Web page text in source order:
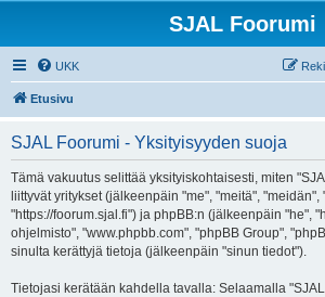
SJAL Foorumi
UKK
Etusivu
SJAL Foorumi - Yksityisyyden suoja
Tämä vakuutus selittää yksityiskohtaisesti, miten
liittyvät yritykset (jälkeenpäin "me", "meitä", "meidän",
"https://foorum.sjal.fi") ja phpBB:n (jälkeenpäin "he",
ohjelmisto", "www.phpbb.com", "phpBB Group",
sinulta kerättyjä tietoja (jälkeenpäin "sinun tiedot").
Tietojasi kerätään kahdella tavalla: Selaamalla